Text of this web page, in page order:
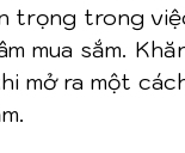
trọng trong
mua sắm.
mở ra một